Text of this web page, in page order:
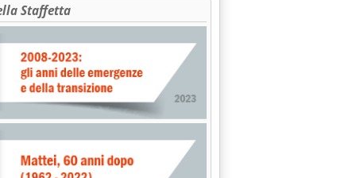
Staffetta